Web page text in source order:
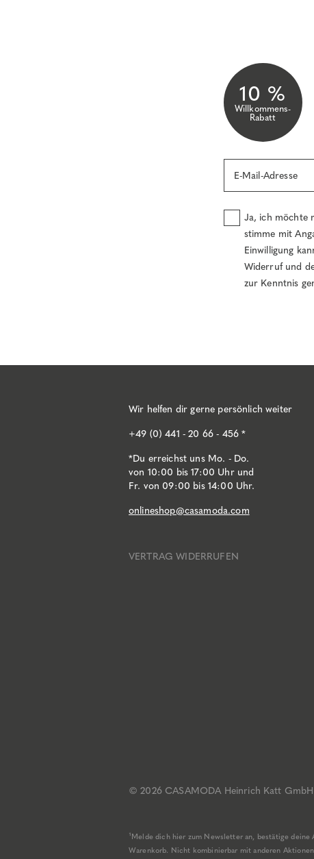
10 %
Willkommens-
Rabatt
E-Mail-Adresse
Ja, ich möchte
stimme mit
Einwilligung
Widerruf und
zur Kenntnis
Wir helfen dir gerne persönlich weiter
+49 (0) 441 - 20 66 - 456 *
*Du erreichst uns Mo. - Do.
von 10:00 bis 17:00 Uhr und
Fr. von 09:00 bis 14:00 Uhr.
onlineshop@casamoda.com
VERTRAG WIDERRUFEN
© 2026 CASAMODA Heinrich Katt
¹Melde dich hier zum Newsletter an, bestätige
Warenkorb. Nicht kombinierbar mit anderen